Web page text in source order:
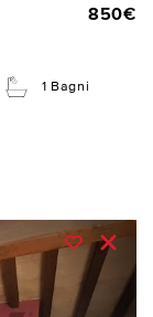
850€
1 Bagni